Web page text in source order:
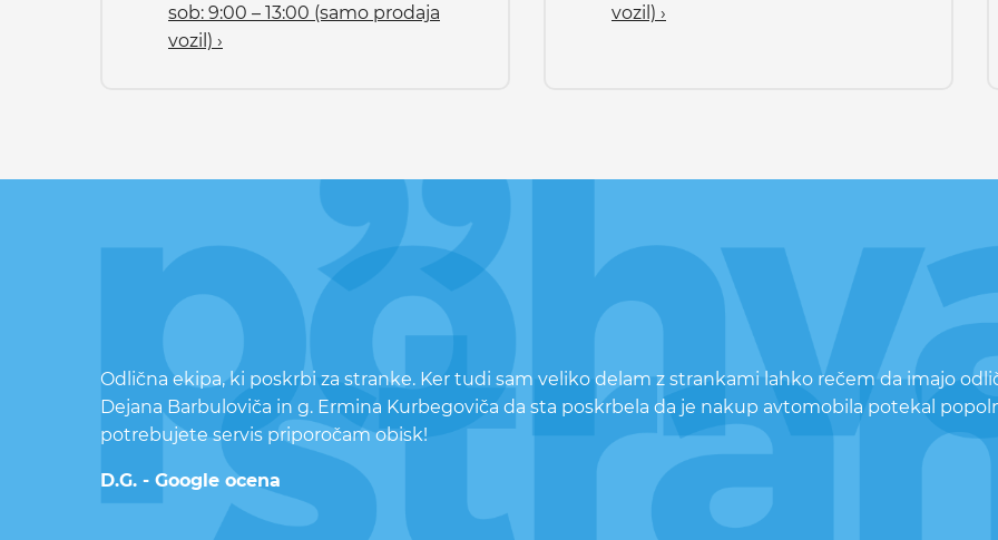
sob: 9:00 – 13:00 (samo prodaja
vozil) ›
vozil) ›
Odlična ekipa, ki poskrbi za stranke. Ker tudi sam veliko delam z strankami lahko rečem da imajo
Dejana Barbuloviča in g. Ermina Kurbegoviča da sta poskrbela da je nakup avtomobila potekal
potrebujete servis priporočam obisk!
D.G. - Google ocena